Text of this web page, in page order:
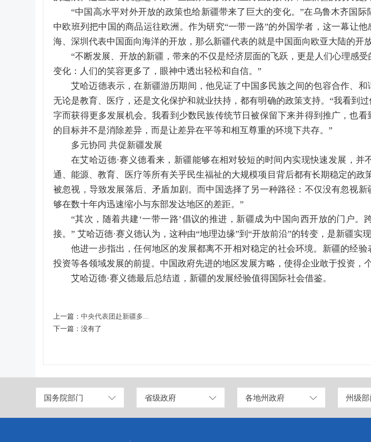
“中国高水平对外开放的政策也给新疆带来了巨大的变化。”在乌鲁木齐国
中欧班列把中国的商品运往欧洲。作为研究“一带一路”的外国学者，这一幕让
海、深圳代表中国面向海洋的开放，那么新疆代表的就是中国面向欧亚大陆的开放
“不断发展、开放的新疆，带来的不仅是经济层面的飞跃，更是人们心理感
变化：人们的笑容更多了，眼神中透出轻松和自信。”
艾哈迈德表示，在新疆游历期间，他见证了中国多民族之间的包容合作、
无论是教育、医疗，还是文化保护和就业扶持，都有明确的政策支持。“我看到
字而获得更多发展机会。我看到少数民族传统节日被保留下来并得到推广，也
的目标并不是消除差异，而是让差异在平等和相互尊重的环境下共存。”
多元协同 共促新疆发展
在艾哈迈德·赛义德看来，新疆能够在相对较短的时间内实现快速发展，
通、能源、教育、医疗等所有关乎民生福祉的大规模项目背后都有长期稳定的
被忽视，导致发展落后、矛盾加剧。而中国选择了另一种路径：不仅没有忽视
够在数十年内迅速缩小与东部发达地区的差距。”
“其次，随着共建‘一带一路’倡议的推进，新疆成为中国向西开放的门户
接。” 艾哈迈德·赛义德认为，这种由“地理边缘”到“开放前沿”的转变，是新疆实
他进一步指出，任何地区的发展都离不开相对稳定的社会环境。新疆的经
投资等各领域发展的前提。中国政府先进的地区发展方略，使得企业敢于投资，
艾哈迈德·赛义德最后总结道，新疆的发展经验值得国际社会借鉴。
上一篇： 中央代表团赴新疆多...
下一篇： 没有了
国务院部门 省级政府 各地州政府 州级部